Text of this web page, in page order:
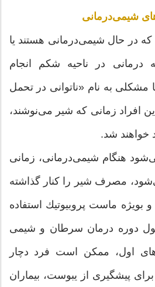
شیمی‌درمانی
در حال شیمی‌درمانی هستند یا
در ناحیه شكم انجام
به نام «ناتوانی در تحمل
افراد زمانی كه شیر می‌نوشند،
خواهند شد.
هنگام شیمی‌درمانی، زمانی
مصرف شیر را كنار گذاشته
ماست پروبیوتیك استفاده
دوره درمان سرطان و شیمی
اول، ممكن است فرد دچار
پیشگیری از یبوست، بیماران